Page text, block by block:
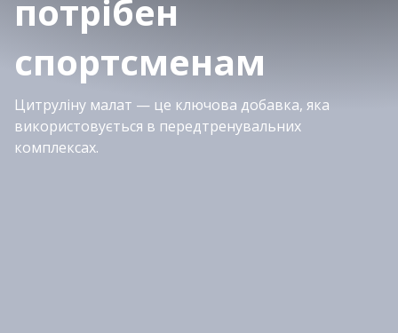
потрібен
спортсменам
Цитруліну малат — це ключова добавка, яка
використовується в передтренувальних
комплексах.